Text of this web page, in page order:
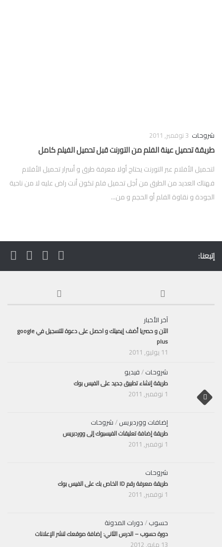
شروحات 3 نوفمبر, 2011
طريقة تحميل عينة الفلم من التورنت قبل تحميل الفيلم كامل
لتحميل الأفلام عبر التورنت يحتاج أولا معرفة طرق و أسرار تحميل الأفلام
فهناك العديد من الطرق من أجل تحميل فلم تكون أنت راض عليه لا من ناحية
الجودة و نقاوة الفلم أو الحجم و من...
إتبعنا:
آخر الأخبار
الآن و حصريا أضف إيميلك و احصل على دعوة للتسجيل في google
plus
شروحات/فيديو
طريقة إنشاء تطبيق جديد على الفيس بوك
إضافات ووردبريس/شروحات
طريقة إضافة تعليقات الفيسبوك إلى ووردبريس
شروحات
طريقة معرفة رقم ID الخاص بك على الفيس بوك
حسوب/دورات المدونة
دورة حسوب – الدرس الثاني: إضافة موقعك لنشر الإعلانات